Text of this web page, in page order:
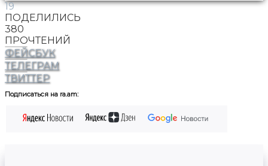
19
ПОДЕЛИЛИСЬ
380
ПРОЧТЕНИЙ
ФЕЙСБУК
ТЕЛЕГРАМ
ТВИТТЕР
Подписаться на ra.am: